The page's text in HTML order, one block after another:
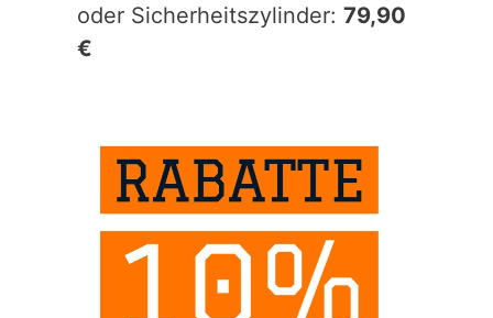
oder Sicherheitszylinder: 79,90
€